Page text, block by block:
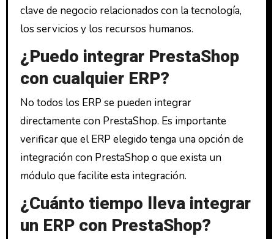
clave de negocio relacionados con la tecnología,
los servicios y los recursos humanos.
¿Puedo integrar PrestaShop
con cualquier ERP?
No todos los ERP se pueden integrar
directamente con PrestaShop. Es importante
verificar que el ERP elegido tenga una opción de
integración con PrestaShop o que exista un
módulo que facilite esta integración.
¿Cuánto tiempo lleva integrar
un ERP con PrestaShop?